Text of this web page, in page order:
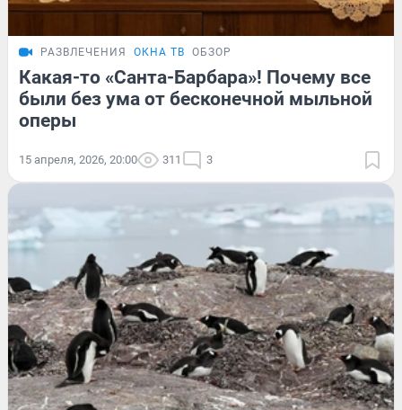
РАЗВЛЕЧЕНИЯ ОКНА ТВ ОБЗОР
Какая-то «Санта-Барбара»! Почему все
были без ума от бесконечной мыльной
оперы
15 апреля, 2026, 20:00 311 3